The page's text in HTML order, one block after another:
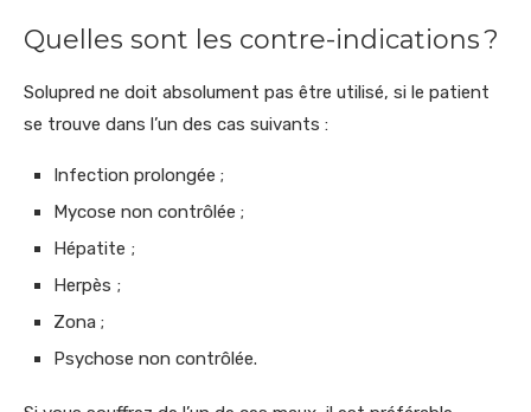
Quelles sont les contre-indications ?
Solupred ne doit absolument pas être utilisé, si le patient
se trouve dans l’un des cas suivants :
Infection prolongée ;
Mycose non contrôlée ;
Hépatite ;
Herpès ;
Zona ;
Psychose non contrôlée.